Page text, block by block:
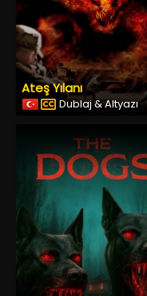
Ateş Yılanı
Dublaj & Altyazı